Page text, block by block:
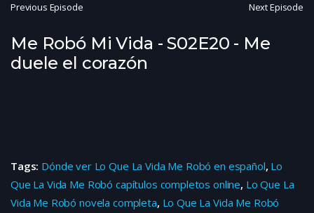
Previous Episode Next Episode
Me Robó Mi Vida - S02E20 - Me
duele el corazón
Tags: Dónde ver Lo Que La Vida Me Robó en español, Lo
Que La Vida Me Robó capítulos completos online, Lo Que La
Vida Me Robó novela completa, Lo Que La Vida Me Robó